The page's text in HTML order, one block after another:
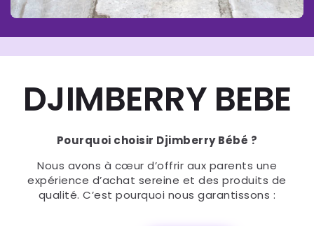
DJIMBERRY BEBE
Pourquoi choisir Djimberry Bébé ?
Nous avons à cœur d’offrir aux parents une
expérience d’achat sereine et des produits de
qualité. C’est pourquoi nous garantissons :